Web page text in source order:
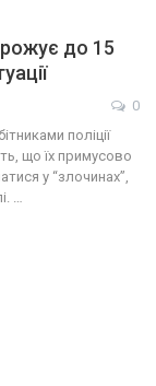
до 15
0
поліції
що їх примусово
у “злочинах”,
…